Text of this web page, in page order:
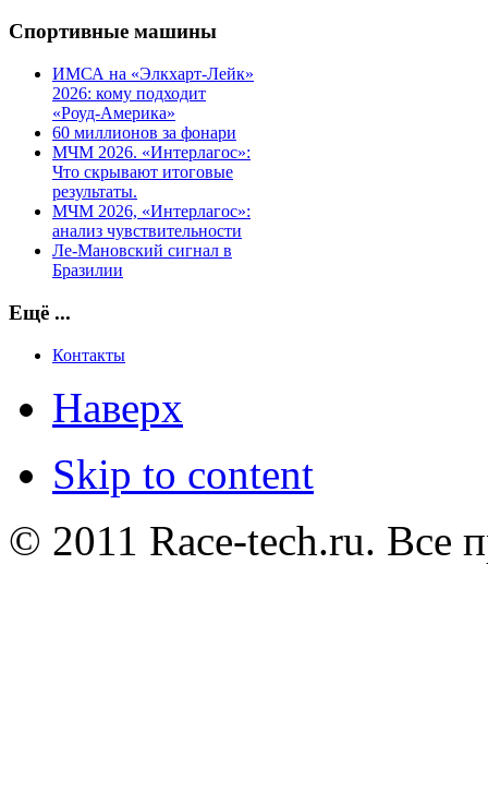
Спортивные машины
ИМСА на «Элкхарт-Лейк»
2026: кому подходит
«Роуд-Америка»
60 миллионов за фонари
МЧМ 2026. «Интерлагос»:
Что скрывают итоговые
результаты.
МЧМ 2026, «Интерлагос»:
анализ чувствительности
Ле-Мановский сигнал в
Бразилии
Ещё ...
Контакты
Наверх
Skip to content
© 2011 Race-tech.ru. Все